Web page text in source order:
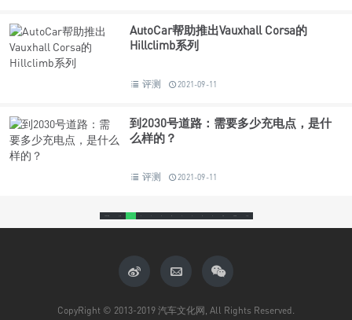
AutoCar帮助推出Vauxhall Corsa的
Hillclimb系列
评测 2021-09-11
到2030号道路：需要多少充电点，是什
么样的？
评测 2021-09-11
CopyRight © 2013-2019 汽车文化网, All Rights Reserved.